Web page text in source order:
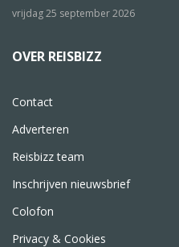
vrijdag 25 september 2026
OVER REISBIZZ
Contact
Adverteren
Reisbizz team
Inschrijven nieuwsbrief
Colofon
Privacy & Cookies